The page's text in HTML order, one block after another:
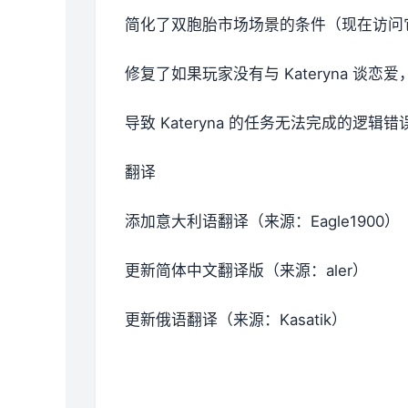
简化了双胞胎市场场景的条件（现在访问
修复了如果玩家没有与 Kateryna 谈恋爱，
导致 Kateryna 的任务无法完成的逻辑错
翻译
添加意大利语翻译（来源：Eagle1900）
更新简体中文翻译版（来源：aler）
更新俄语翻译（来源：Kasatik）